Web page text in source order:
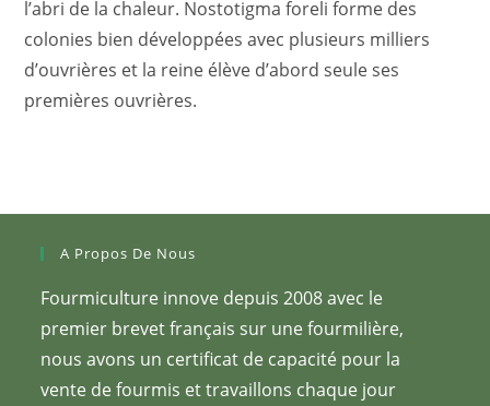
l’abri de la chaleur. Nostotigma foreli forme des
colonies bien développées avec plusieurs milliers
d’ouvrières et la reine élève d’abord seule ses
premières ouvrières.
A Propos De Nous
Fourmiculture innove depuis 2008 avec le
premier brevet français sur une fourmilière,
nous avons un certificat de capacité pour la
vente de fourmis et travaillons chaque jour